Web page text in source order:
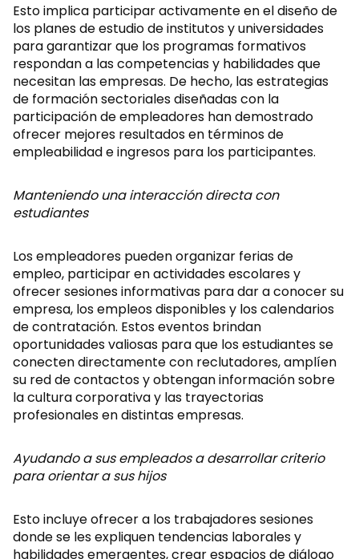
Esto implica participar activamente en el diseño de
los planes de estudio de institutos y universidades
para garantizar que los programas formativos
respondan a las competencias y habilidades que
necesitan las empresas. De hecho, las estrategias
de formación sectoriales diseñadas con la
participación de empleadores han demostrado
ofrecer mejores resultados en términos de
empleabilidad e ingresos para los participantes.
Manteniendo una interacción directa con
estudiantes
Los empleadores pueden organizar ferias de
empleo, participar en actividades escolares y
ofrecer sesiones informativas para dar a conocer su
empresa, los empleos disponibles y los calendarios
de contratación. Estos eventos brindan
oportunidades valiosas para que los estudiantes se
conecten directamente con reclutadores, amplíen
su red de contactos y obtengan información sobre
la cultura corporativa y las trayectorias
profesionales en distintas empresas.
Ayudando a sus empleados a desarrollar criterio
para orientar a sus hijos
Esto incluye ofrecer a los trabajadores sesiones
donde se les expliquen tendencias laborales y
habilidades emergentes, crear espacios de diálogo